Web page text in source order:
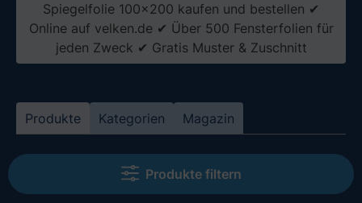
Spiegelfolie 100x200 kaufen und bestellen ✔
Online auf velken.de ✔ Über 500 Fensterfolien für
jeden Zweck ✔ Gratis Muster & Zuschnitt
Produkte Kategorien Magazin
Produkte filtern